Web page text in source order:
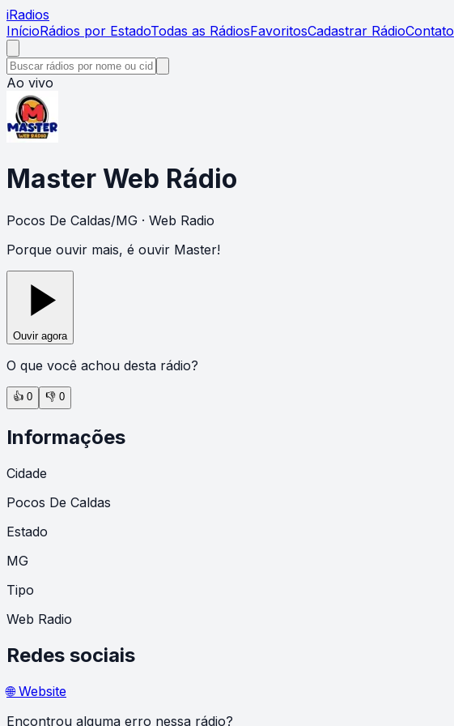
iRadios
InícioRádios por EstadoTodas as RádiosFavoritosCadastrar RádioContato
Ao vivo
Master Web Rádio
Pocos De Caldas/MG · Web Radio
Porque ouvir mais, é ouvir Master!
Ouvir agora
O que você achou desta rádio?
👍 0 👎 0
Informações
Cidade
Pocos De Caldas
Estado
MG
Tipo
Web Radio
Redes sociais
🌐 Website
Encontrou alguma erro nessa rádio?